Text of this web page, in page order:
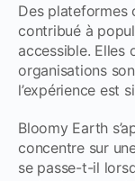
Des plateformes
contribué à
accessible. Elles
organisations
l’expérience est
Bloomy Earth
concentre sur
se passe-t-il